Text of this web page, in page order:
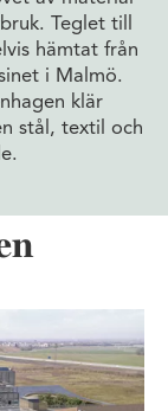
Teglet till
hämtat från
i Malmö.
klär
stål, textil och